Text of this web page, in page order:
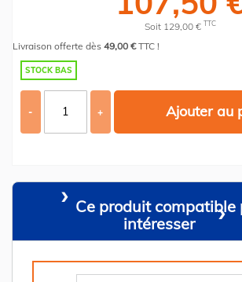
Soit 129,00 € TTC
Livraison offerte dès 49,00 €TTC !
STOCK BAS
- + Ajouter au
Ce produit compatible
intéresser